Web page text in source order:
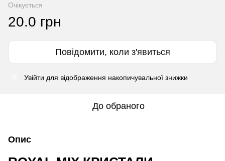
Очікується
20.0 грн
Повідомити, коли з'явиться
Увійти для відображення накопичувальної знижки
До обраного
Опис